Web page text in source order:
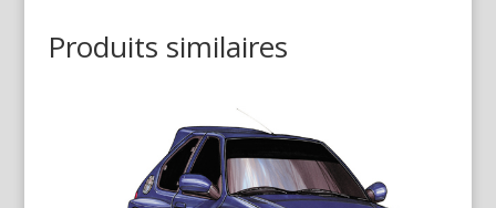
Produits similaires